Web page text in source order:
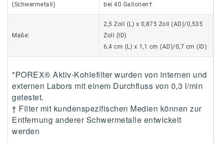
(Schwermetall)
bei 40 Gallonen†
Maße:
2,5 Zoll (L) x 0,875 Zoll (AD)/0,535
Zoll (ID)
6,4 cm (L) x 1,1 cm (AD)/0,7 cm (ID)
*POREX® Aktiv-Kohlefilter wurden von internen und
externen Labors mit einem Durchfluss von 0,3 l/min
getestet.
† Filter mit kundenspezifischen Medien können zur
Entfernung anderer Schwermetalle entwickelt
werden